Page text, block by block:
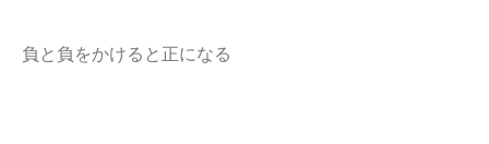
負と負をかけると正になる